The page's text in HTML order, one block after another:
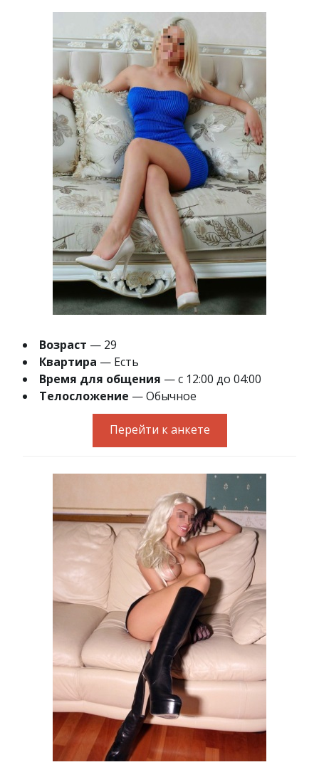
Возраст — 29
Квартира — Есть
Время для общения — с 12:00 до 04:00
Телосложение — Обычное
Перейти к анкете